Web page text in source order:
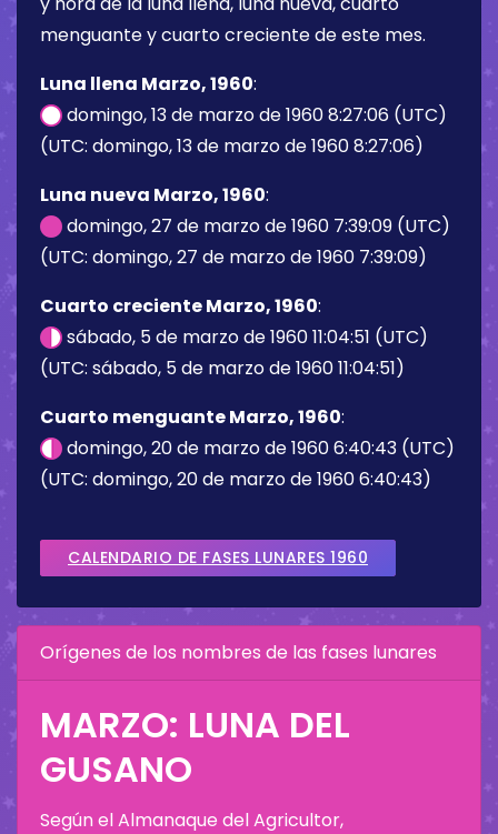
menguante y cuarto creciente de este mes.
Luna llena Marzo, 1960:
domingo, 13 de marzo de 1960 8:27:06 (UTC)
(UTC: domingo, 13 de marzo de 1960 8:27:06)
Luna nueva Marzo, 1960:
domingo, 27 de marzo de 1960 7:39:09 (UTC)
(UTC: domingo, 27 de marzo de 1960 7:39:09)
Cuarto creciente Marzo, 1960:
sábado, 5 de marzo de 1960 11:04:51 (UTC)
(UTC: sábado, 5 de marzo de 1960 11:04:51)
Cuarto menguante Marzo, 1960:
domingo, 20 de marzo de 1960 6:40:43 (UTC)
(UTC: domingo, 20 de marzo de 1960 6:40:43)
CALENDARIO DE FASES LUNARES 1960
Orígenes de los nombres de las fases lunares
MARZO: LUNA DEL
GUSANO
Según el Almanaque del Agricultor,